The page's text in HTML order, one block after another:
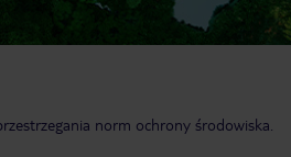
norm ochrony środowiska.